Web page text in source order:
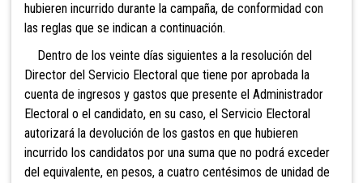
hubieren incurrido durante la campaña, de conformidad con
las reglas que se indican a continuación.
Dentro de los veinte días siguientes a la resolución del
Director del Servicio Electoral que tiene por aprobada la
cuenta de ingresos y gastos que presente el Administrador
Electoral o el candidato, en su caso, el Servicio Electoral
autorizará la devolución de los gastos en que hubieren
incurrido los candidatos por una suma que no podrá exceder
del equivalente, en pesos, a cuatro centésimos de unidad de